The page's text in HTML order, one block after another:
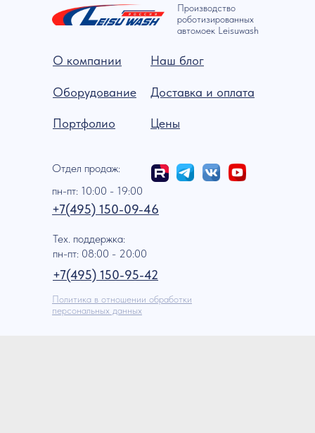
Политика в отношении обработки
персональных данных
+7(495) 150-09-46
пн-пт: 10:00 - 19:00
Отдел продаж:
+7(495) 150-95-42
пн-пт: 08:00 - 20:00
Тех. поддержка:
Цены
Доставка и оплата
Наш блог
Портфолио
Оборудование
О компании
Производство
роботизированных
автомоек Leisuwash